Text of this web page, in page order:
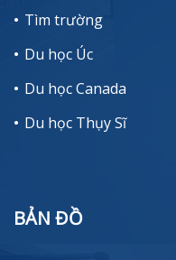
Tìm trường
Du học Úc
Du học Canada
Du học Thụy Sĩ
BẢN ĐỒ